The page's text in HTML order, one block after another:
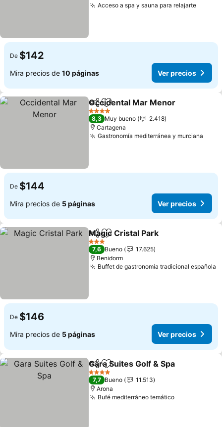
Acceso a spa y sauna para relajarte
De $142
Mira precios de 10 páginas Ver precios
CompartirAgregar a favoritos
Occidental Mar Menor
4 Estrellas
8,3 Muy bueno
2.418
Cartagena
Gastronomía mediterránea y murciana
De $144
Mira precios de 5 páginas Ver precios
CompartirAgregar a favoritos
Magic Cristal Park
3 Estrellas
7,6 Bueno
17.625
Benidorm
Buffet de gastronomía tradicional española
De $146
Mira precios de 5 páginas Ver precios
CompartirAgregar a favoritos
Gara Suites Golf & Spa
4 Estrellas
7,7 Bueno
11.513
Arona
Bufé mediterráneo temático